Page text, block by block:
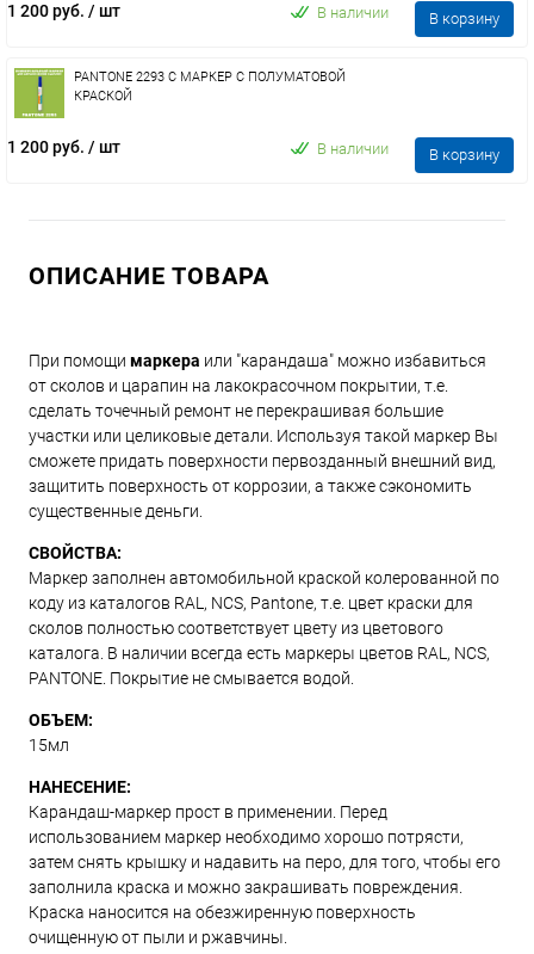
1 200 руб. / шт В наличии В корзину
PANTONE 2293 C МАРКЕР С ПОЛУМАТОВОЙ
КРАСКОЙ
1 200 руб. / шт В наличии В корзину
ОПИСАНИЕ ТОВАРА
При помощи маркера или "карандаша" можно избавиться
от сколов и царапин на лакокрасочном покрытии, т.е.
сделать точечный ремонт не перекрашивая большие
участки или целиковые детали. Используя такой маркер Вы
сможете придать поверхности первозданный внешний вид,
защитить поверхность от коррозии, а также сэкономить
существенные деньги.
СВОЙСТВА:
Маркер заполнен автомобильной краской колерованной по
коду из каталогов RAL, NCS, Pantone, т.е. цвет краски для
сколов полностью соответствует цвету из цветового
каталога. В наличии всегда есть маркеры цветов RAL, NCS,
PANTONE. Покрытие не смывается водой.
ОБЪЕМ:
15мл
НАНЕСЕНИЕ:
Карандаш-маркер прост в применении. Перед
использованием маркер необходимо хорошо потрясти,
затем снять крышку и надавить на перо, для того, чтобы его
заполнила краска и можно закрашивать повреждения.
Краска наносится на обезжиренную поверхность
очищенную от пыли и ржавчины.